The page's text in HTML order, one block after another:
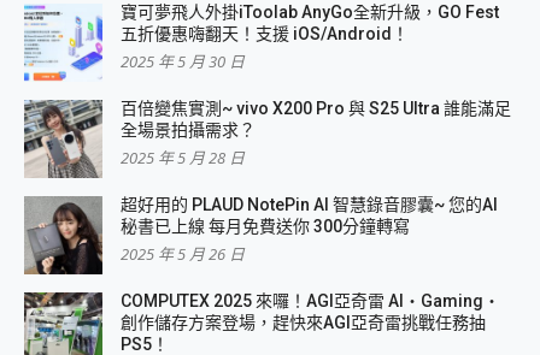
寶可夢飛人外掛iToolab AnyGo全新升級，GO Fest
五折優惠嗨翻天！支援 iOS/Android！
2025 年 5 月 30 日
百倍變焦實測~ vivo X200 Pro 與 S25 Ultra 誰能滿足
全場景拍攝需求？
2025 年 5 月 28 日
超好用的 PLAUD NotePin AI 智慧錄音膠囊~ 您的AI
秘書已上線 每月免費送你 300分鐘轉寫
2025 年 5 月 26 日
COMPUTEX 2025 來囉！AGI亞奇雷 AI・Gaming・
創作儲存方案登場，趕快來AGI亞奇雷挑戰任務抽
PS5！